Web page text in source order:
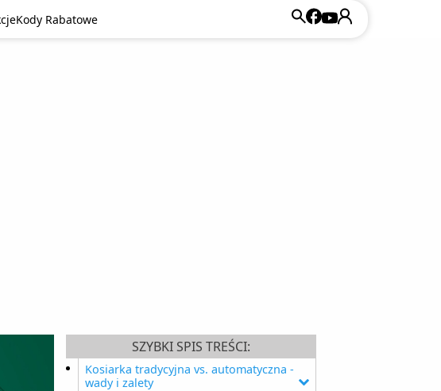
Kody Rabatowe
SZYBKI SPIS TREŚCI:
Kosiarka tradycyjna vs. automatyczna -
wady i zalety